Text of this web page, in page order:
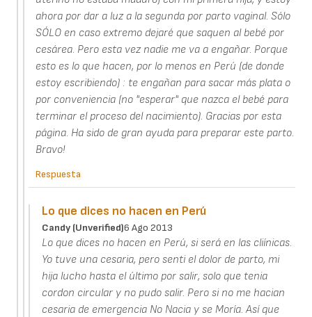
ahora por dar a luz a la segunda por parto vaginal. Sólo
SÓLO en caso extremo dejaré que saquen al bebé por
cesárea. Pero esta vez nadie me va a engañar. Porque
esto es lo que hacen, por lo menos en Perú (de donde
estoy escribiendo) : te engañan para sacar más plata o
por conveniencia (no "esperar" que nazca el bebé para
terminar el proceso del nacimiento). Gracias por esta
página. Ha sido de gran ayuda para preparar este parto.
Bravo!
Respuesta
Lo que dices no hacen en Perú
Candy (unverified)6 Ago 2013
Lo que dices no hacen en Perú, si será en las cliínicas.
Yo tuve una cesaria, pero senti el dolor de parto, mi
hija lucho hasta el último por salir, solo que tenia
cordon circular y no pudo salir. Pero si no me hacian
cesaria de emergencia No Nacia y se Moría. Así que